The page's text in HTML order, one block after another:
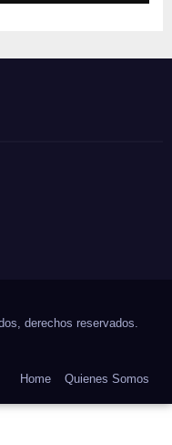
derechos reservados.
Home Quienes Somos